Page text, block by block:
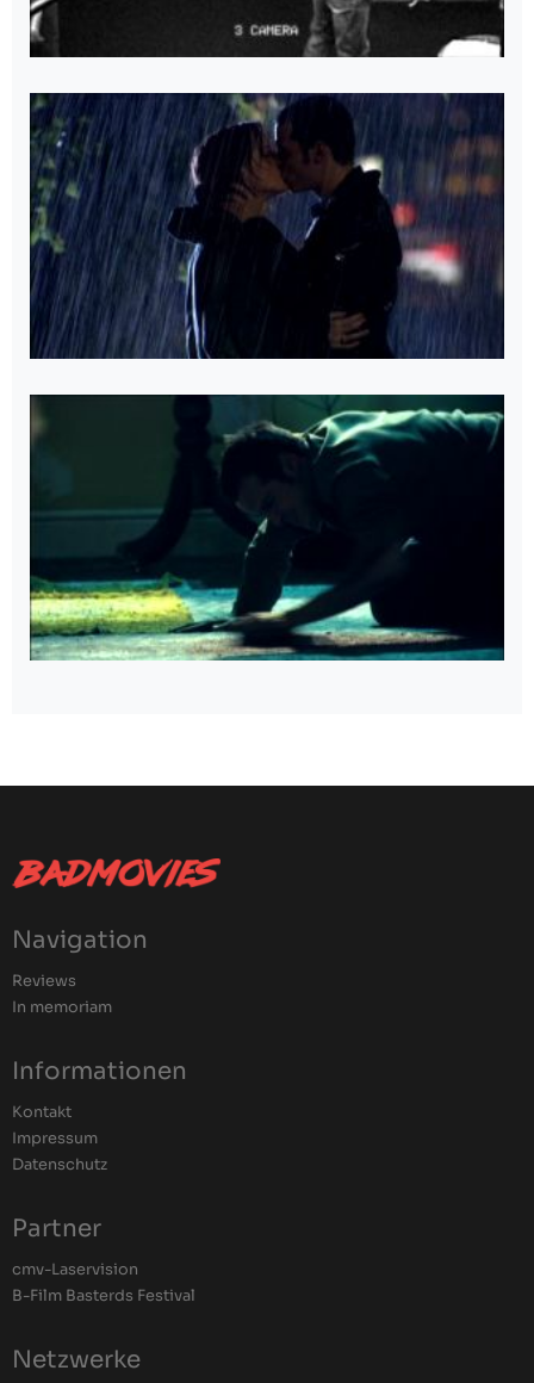
Navigation
Reviews
In memoriam
Informationen
Kontakt
Impressum
Datenschutz
Partner
cmv-Laservision
B-Film Basterds Festival
Netzwerke